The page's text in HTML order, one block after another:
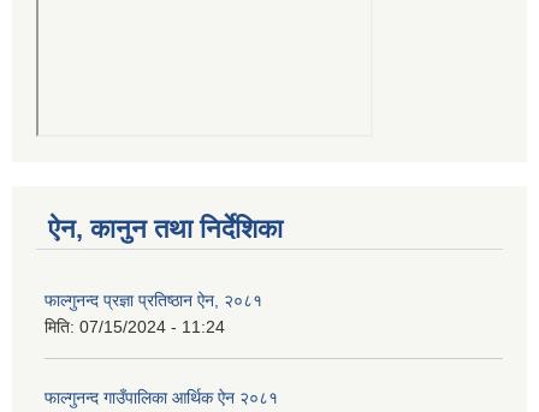
ऐन, कानुन तथा निर्देशिका
फाल्गुनन्द प्रज्ञा प्रतिष्ठान ऐन, २०८१
मिति: 07/15/2024 - 11:24
फाल्गुनन्द गाउँपालिका आर्थिक ऐन २०८१